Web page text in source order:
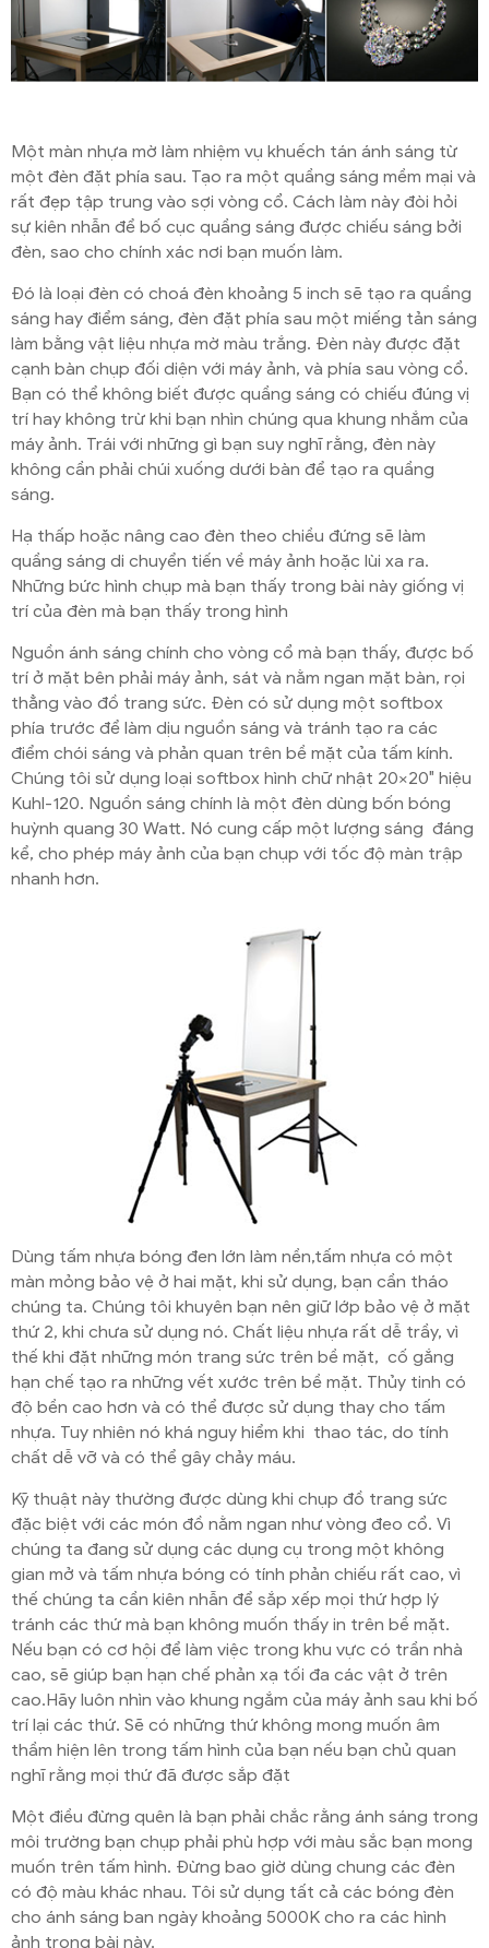
Một màn nhựa mờ làm nhiệm vụ khuếch tán ánh sáng từ
một đèn đặt phía sau. Tạo ra một quầng sáng mềm mại và
rất đẹp tập trung vào sợi vòng cổ. Cách làm này đòi hỏi
sự kiên nhẫn để bố cục quầng sáng được chiếu sáng bởi
đèn, sao cho chính xác nơi bạn muốn làm.
Đó là loại đèn có choá đèn khoảng 5 inch sẽ tạo ra quầng
sáng hay điểm sáng, đèn đặt phía sau một miếng tản sáng
làm bằng vật liệu nhựa mờ màu trắng. Đèn này được đặt
cạnh bàn chụp đối diện với máy ảnh, và phía sau vòng cổ.
Bạn có thể không biết được quầng sáng có chiếu đúng vị
trí hay không trừ khi bạn nhìn chúng qua khung nhắm của
máy ảnh. Trái với những gì bạn suy nghĩ rằng, đèn này
không cần phải chúi xuống dưới bàn để tạo ra quầng
sáng.
Hạ thấp hoặc nâng cao đèn theo chiều đứng sẽ làm
quầng sáng di chuyển tiến về máy ảnh hoặc lùi xa ra.
Những bức hình chụp mà bạn thấy trong bài này giống vị
trí của đèn mà bạn thấy trong hình
Nguồn ánh sáng chính cho vòng cổ mà bạn thấy, được bố
trí ở mặt bên phải máy ảnh, sát và nằm ngan mặt bàn, rọi
thẳng vào đồ trang sức. Đèn có sử dụng một softbox
phía trước để làm dịu nguồn sáng và tránh tạo ra các
điểm chói sáng và phản quan trên bề mặt của tấm kính.
Chúng tôi sử dụng loại softbox hình chữ nhật 20×20″ hiệu
Kuhl-120. Nguồn sáng chính là một đèn dùng bốn bóng
huỳnh quang 30 Watt. Nó cung cấp một lượng sáng đáng
kể, cho phép máy ảnh của bạn chụp với tốc độ màn trập
nhanh hơn.
Dùng tấm nhựa bóng đen lớn làm nền,tấm nhựa có một
màn mỏng bảo vệ ở hai mặt, khi sử dụng, bạn cần tháo
chúng ta. Chúng tôi khuyên bạn nên giữ lớp bảo vệ ở mặt
thứ 2, khi chưa sử dụng nó. Chất liệu nhựa rất dễ trầy, vì
thế khi đặt những món trang sức trên bề mặt, cố gắng
hạn chế tạo ra những vết xước trên bề mặt. Thủy tinh có
độ bền cao hơn và có thể được sử dụng thay cho tấm
nhựa. Tuy nhiên nó khá nguy hiểm khi thao tác, do tính
chất dễ vỡ và có thể gây chảy máu.
Kỹ thuật này thường được dùng khi chụp đồ trang sức
đặc biệt với các món đồ nằm ngan như vòng đeo cổ. Vì
chúng ta đang sử dụng các dụng cụ trong một không
gian mở và tấm nhựa bóng có tính phản chiếu rất cao, vì
thế chúng ta cần kiên nhẫn để sắp xếp mọi thứ hợp lý
tránh các thứ mà bạn không muốn thấy in trên bề mặt.
Nếu bạn có cơ hội để làm việc trong khu vực có trần nhà
cao, sẽ giúp bạn hạn chế phản xạ tối đa các vật ở trên
cao.Hãy luôn nhìn vào khung ngắm của máy ảnh sau khi bố
trí lại các thứ. Sẽ có những thứ không mong muốn âm
thầm hiện lên trong tấm hình của bạn nếu bạn chủ quan
nghĩ rằng mọi thứ đã được sắp đặt
Một điều đừng quên là bạn phải chắc rằng ánh sáng trong
môi trường bạn chụp phải phù hợp với màu sắc bạn mong
muốn trên tấm hình. Đừng bao giờ dùng chung các đèn
có độ màu khác nhau. Tôi sử dụng tất cả các bóng đèn
cho ánh sáng ban ngày khoảng 5000K cho ra các hình
ảnh trong bài này.